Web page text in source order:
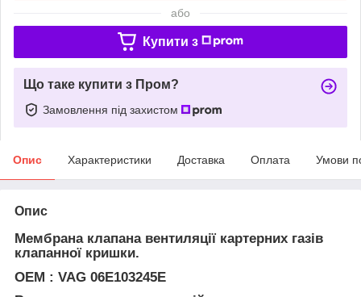
або
Купити з
Що таке купити з Пром?
Замовлення під захистом
Опис Характеристики Доставка Оплата Умови
Опис
Мембрана клапана вентиляції картерних газів
клапанної кришки.
OEM : VAG 06E103245E